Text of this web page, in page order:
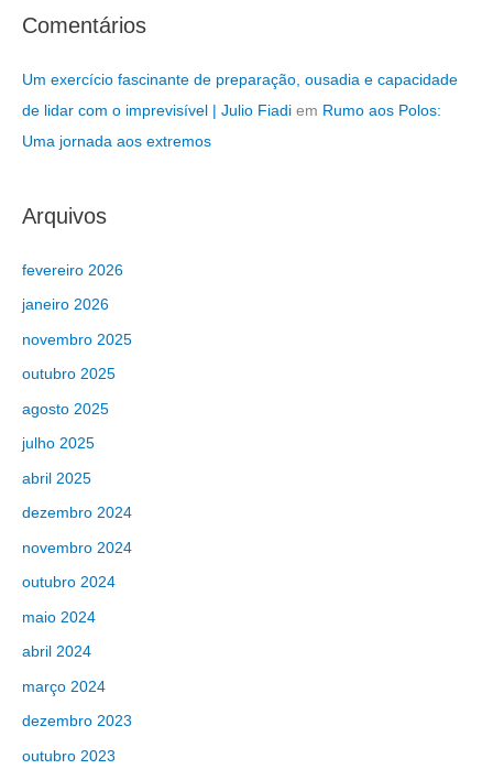
rComentários
Um exercício fascinante de preparação, ousadia e capacidade
de lidar com o imprevisível | Julio Fiadi em Rumo aos Polos:
Uma jornada aos extremos
Arquivos
fevereiro 2026
janeiro 2026
novembro 2025
outubro 2025
agosto 2025
julho 2025
abril 2025
dezembro 2024
novembro 2024
outubro 2024
maio 2024
abril 2024
março 2024
dezembro 2023
outubro 2023